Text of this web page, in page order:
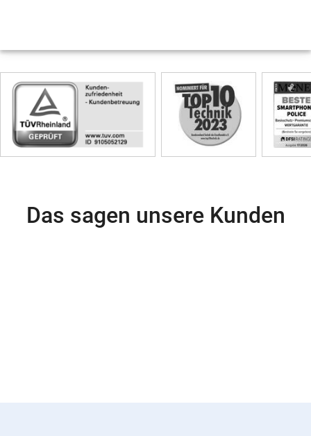
Skip
Siegel
Das sagen unsere Kunden